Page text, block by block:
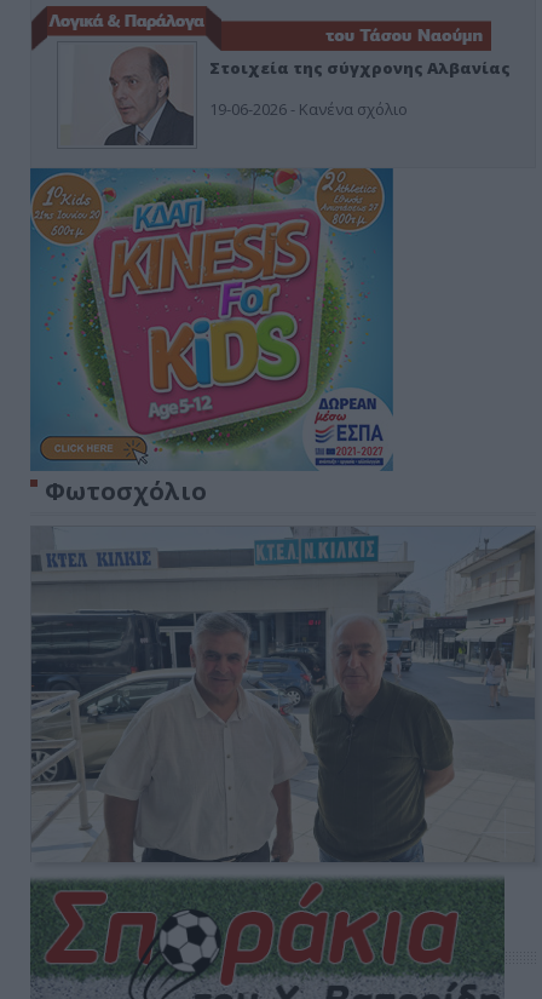
Στοιχεία της σύγχρονης Αλβανίας
19-06-2026 - Κανένα σχόλιο
Φωτοσχόλιο